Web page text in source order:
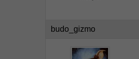
budo_gizmo